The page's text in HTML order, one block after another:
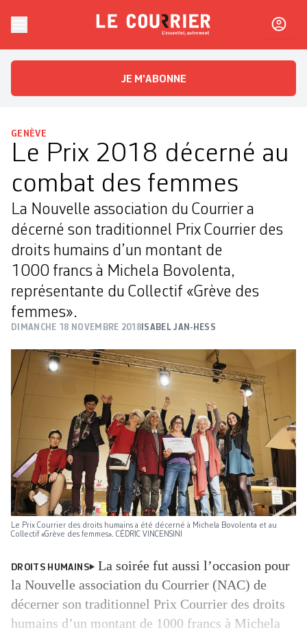
Le CourrierL'essentiel, autrement
JE M'ABONNE
GENÈVE
Le Prix 2018 décerné au
combat des femmes
La Nouvelle association du Courrier a
décerné son traditionnel Prix Courrier des
droits humains d’un montant de
1000 francs à Michela Bovolenta,
représentante du Collectif «Grève des
femmes».
DIMANCHE 18 NOVEMBRE 2018 ISABEL JAN-HESS
Le Prix Courrier des droits humains a été décerné à Michela Bovolenta et au
Collectif «Grève des femmes». CÉDRIC VINCENSINI
DROITS HUMAINS
La soirée fut aussi l’occasion pour
la Nouvelle association du Courrier (NAC) de
décerner son traditionnel Prix Courrier des droits
humains d’un montant de 1000 francs à Michela